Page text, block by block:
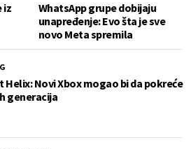
iz
WhatsApp grupe dobijaju
unapređenje: Evo šta je sve
novo Meta spremila
Helix: Novi Xbox mogao bi da pokreće
generacija